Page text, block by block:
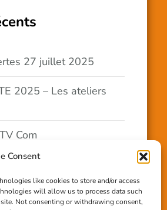
Consent
like cookies to store and/or access
will allow us to process data such
Not consenting or withdrawing consent,
27 juillet 2025
2025 – Les ateliers
Com
en terre-paille
Terre Paille